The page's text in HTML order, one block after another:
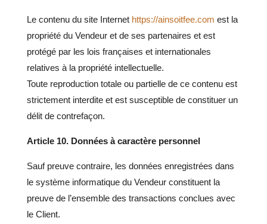
Le contenu du site Internet https://ainsoitfee.com est la
propriété du Vendeur et de ses partenaires et est
protégé par les lois françaises et internationales
relatives à la propriété intellectuelle.
Toute reproduction totale ou partielle de ce contenu est
strictement interdite et est susceptible de constituer un
délit de contrefaçon.
Article 10. Données à caractère personnel
Sauf preuve contraire, les données enregistrées dans
le système informatique du Vendeur constituent la
preuve de l’ensemble des transactions conclues avec
le Client.